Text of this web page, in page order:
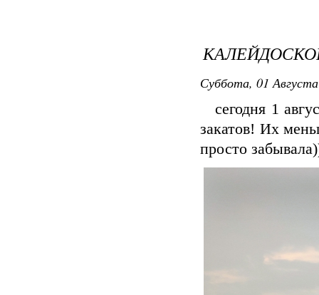
Суббота, 01
сегодня 1
закатов! Их
просто